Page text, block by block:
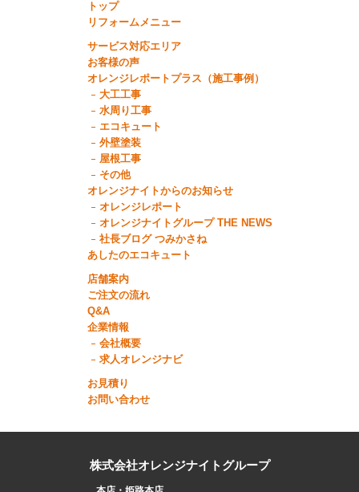
トップ
リフォームメニュー
サービス対応エリア
お客様の声
オレンジレポートプラス（施工事例）
大工工事
水周り工事
エコキュート
外壁塗装
屋根工事
その他
オレンジナイトからのお知らせ
オレンジレポート
オレンジナイトグループ THE NEWS
社長ブログ つみかさね
あしたのエコキュート
店舗案内
ご注文の流れ
Q&A
企業情報
会社概要
求人オレンジナビ
お見積り
お問い合わせ
株式会社オレンジナイトグループ